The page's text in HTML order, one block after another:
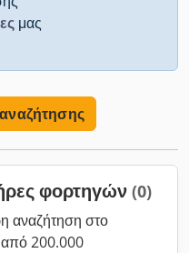
μας
φορτηγών (0)
αναζήτηση στο
200.000